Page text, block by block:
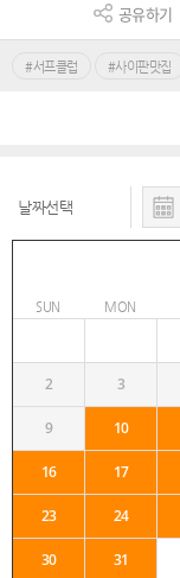
공유하기
#서프클럽 #사이판맛집
날짜선택
SUN MON
2 3
9 10
16 17
23 24
30 31